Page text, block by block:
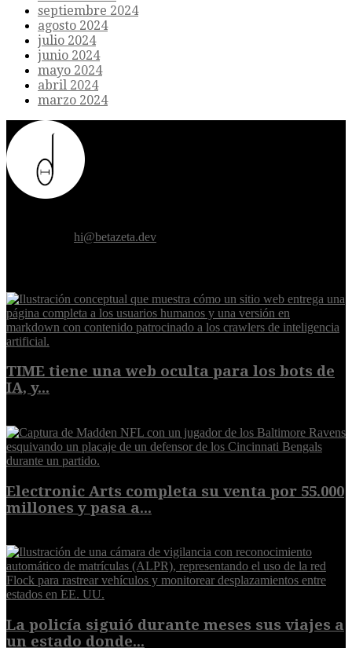
septiembre 2024
agosto 2024
julio 2024
junio 2024
mayo 2024
abril 2024
marzo 2024
hi@betazeta.dev
TIME tiene una web oculta para los bots de
IA, y...
Electronic Arts completa su venta por 55.000
millones y pasa a...
La policía siguió durante meses sus viajes a
un estado donde...